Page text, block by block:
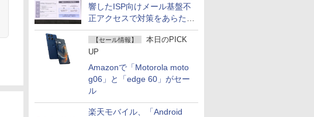
響したISP向けメール基盤不
正アクセスで対策をあらため
て説明
【セール情報】
本日のPICK
UP
Amazonで「Motorola moto
g06」と「edge 60」がセー
ル
楽天モバイル、「Android